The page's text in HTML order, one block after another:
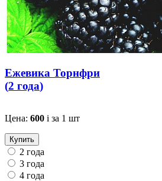
Ежевика Торнфри
(2 года)
Цена: 600 i за 1 шт
Купить
2 года
3 года
4 года